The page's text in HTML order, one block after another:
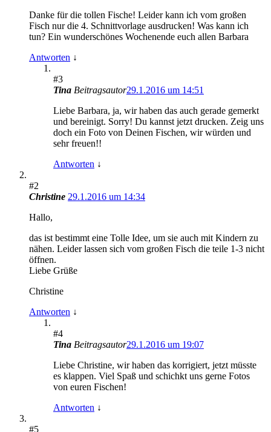
Danke für die tollen Fische! Leider kann ich vom großen
Fisch nur die 4. Schnittvorlage ausdrucken! Was kann ich
tun? Ein wunderschönes Wochenende euch allen Barbara
Antworten ↓
#3
Tina Beitragsautor29.1.2016 um 14:51
Liebe Barbara, ja, wir haben das auch gerade gemerkt
und bereinigt. Sorry! Du kannst jetzt drucken. Zeig uns
doch ein Foto von Deinen Fischen, wir würden und
sehr freuen!!
Antworten ↓
#2
Christine 29.1.2016 um 14:34
Hallo,
das ist bestimmt eine Tolle Idee, um sie auch mit Kindern zu
nähen. Leider lassen sich vom großen Fisch die teile 1-3 nicht
öffnen.
Liebe Grüße
Christine
Antworten ↓
#4
Tina Beitragsautor29.1.2016 um 19:07
Liebe Christine, wir haben das korrigiert, jetzt müsste
es klappen. Viel Spaß und schichkt uns gerne Fotos
von euren Fischen!
Antworten ↓
#5